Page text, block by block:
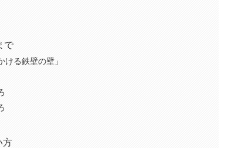
で
る鉄壁の壁」
方